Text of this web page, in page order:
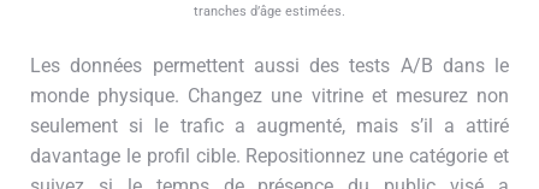
tranches d’âge estimées.
Les données permettent aussi des tests A/B dans le
monde physique. Changez une vitrine et mesurez non
seulement si le trafic a augmenté, mais s’il a attiré
davantage le profil cible. Repositionnez une catégorie et